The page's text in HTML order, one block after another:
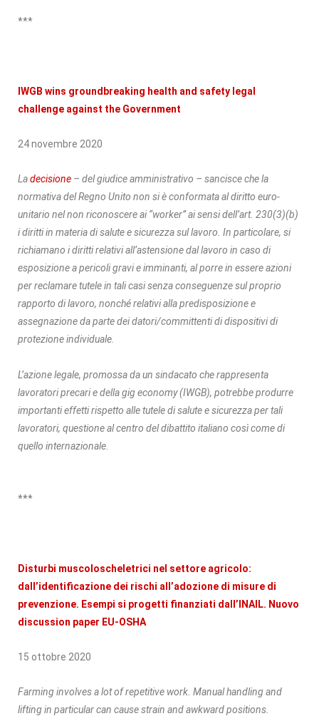
***
IWGB wins groundbreaking health and safety legal
challenge against the Government
24 novembre 2020
Ladecisione – del giudice amministrativo – sancisce che la
normativa del Regno Unito non si è conformata al diritto euro-
unitario nel non riconoscere ai “worker” ai sensi dell’art. 230(3)(b)
i diritti in materia di salute e sicurezza sul lavoro. In particolare, si
richiamano i diritti relativi all’astensione dal lavoro in caso di
esposizione a pericoli gravi e imminanti, al porre in essere azioni
per reclamare tutele in tali casi senza conseguenze sul proprio
rapporto di lavoro, nonché relativi alla predisposizione e
assegnazione da parte dei datori/committenti di dispositivi di
protezione individuale.
L’azione legale, promossa da un sindacato che rappresenta
lavoratori precari e della gig economy (IWGB), potrebbe produrre
importanti effetti rispetto alle tutele di salute e sicurezza per tali
lavoratori, questione al centro del dibattito italiano così come di
quello internazionale.
***
Disturbi muscoloscheletrici nel settore agricolo:
dall’identificazione dei rischi all’adozione di misure di
prevenzione. Esempi si progetti finanziati dall’INAIL. Nuovo
discussion paper EU-OSHA
15 ottobre 2020
Farming involves a lot of repetitive work. Manual handling and
lifting in particular can cause strain and awkward positions.